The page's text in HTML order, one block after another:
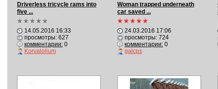
Driverless tricycle rams into
five ...
14.05.2016 16:33
просмотры: 627
комментарии:0
Korvalolium
Woman trapped underneath
car saved ...
24.03.2016 17:06
просмотры: 724
комментарии:0
galcps